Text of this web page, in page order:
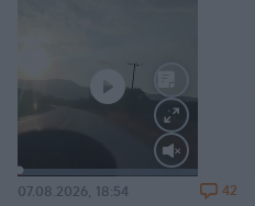
Loaded:
100.00%
07.08.2026, 18:54 42